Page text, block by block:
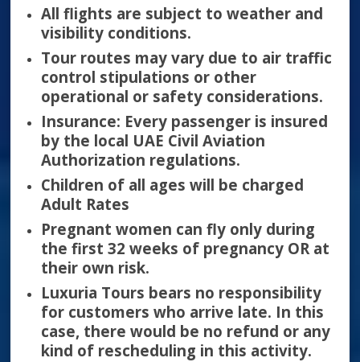
All flights are subject to weather and
visibility conditions.
Tour routes may vary due to air traffic
control stipulations or other
operational or safety considerations.
Insurance: Every passenger is insured
by the local UAE Civil Aviation
Authorization regulations.
Children of all ages will be charged
Adult Rates
Pregnant women can fly only during
the first 32 weeks of pregnancy OR at
their own risk.
Luxuria Tours bears no responsibility
for customers who arrive late. In this
case, there would be no refund or any
kind of rescheduling in this activity.